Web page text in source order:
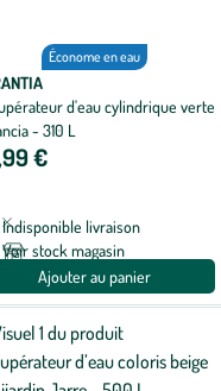
Économe en eau
d'eau cylindrique verte
- 310 L
€
Indisponible livraison
Voir stock magasin
Ajouter au panier